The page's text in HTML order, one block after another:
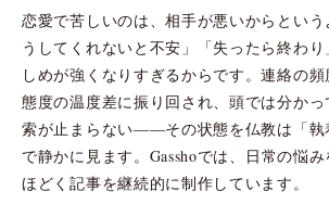
恋愛で苦しいのは、相手が悪いからという
うしてくれないと不安」「失ったら終わり
しめが強くなりすぎるからです。連絡の頻
態度の温度差に振り回され、頭では分か
索が止まらない――その状態を仏教は「執
で静かに見ます。Gasshoでは、日常の悩
ほどく記事を継続的に制作しています。